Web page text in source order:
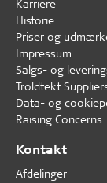
Karriere
Historie
Priser og
Impressum
Salgs- og
Troldtekt
Data- og
Raising Concerns
Kontakt
Afdelinger